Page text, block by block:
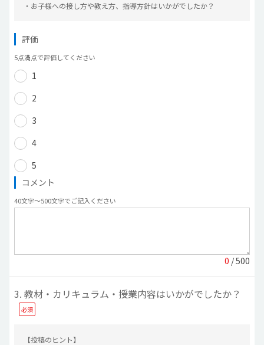
・お子様への接し方や教え方、指導方針はいかがでしたか？
評価
5点満点で評価してください
1
2
3
4
5
コメント
40文字〜500文字でご記入ください
0 / 500
3. 教材・カリキュラム・授業内容はいかがでしたか？
【投稿のヒント】